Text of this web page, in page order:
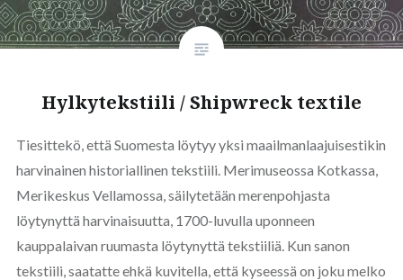
Hylkytekstiili / Shipwreck textile
Tiesittekö, että Suomesta löytyy yksi maailmanlaajuisestikin
harvinainen historiallinen tekstiili. Merimuseossa Kotkassa,
Merikeskus Vellamossa, säilytetään merenpohjasta
löytynyttä harvinaisuutta, 1700-luvulla uponneen
kauppalaivan ruumasta löytynyttä tekstiiliä. Kun sanon
tekstiili, saatatte ehkä kuvitella, että kyseessä on joku melko